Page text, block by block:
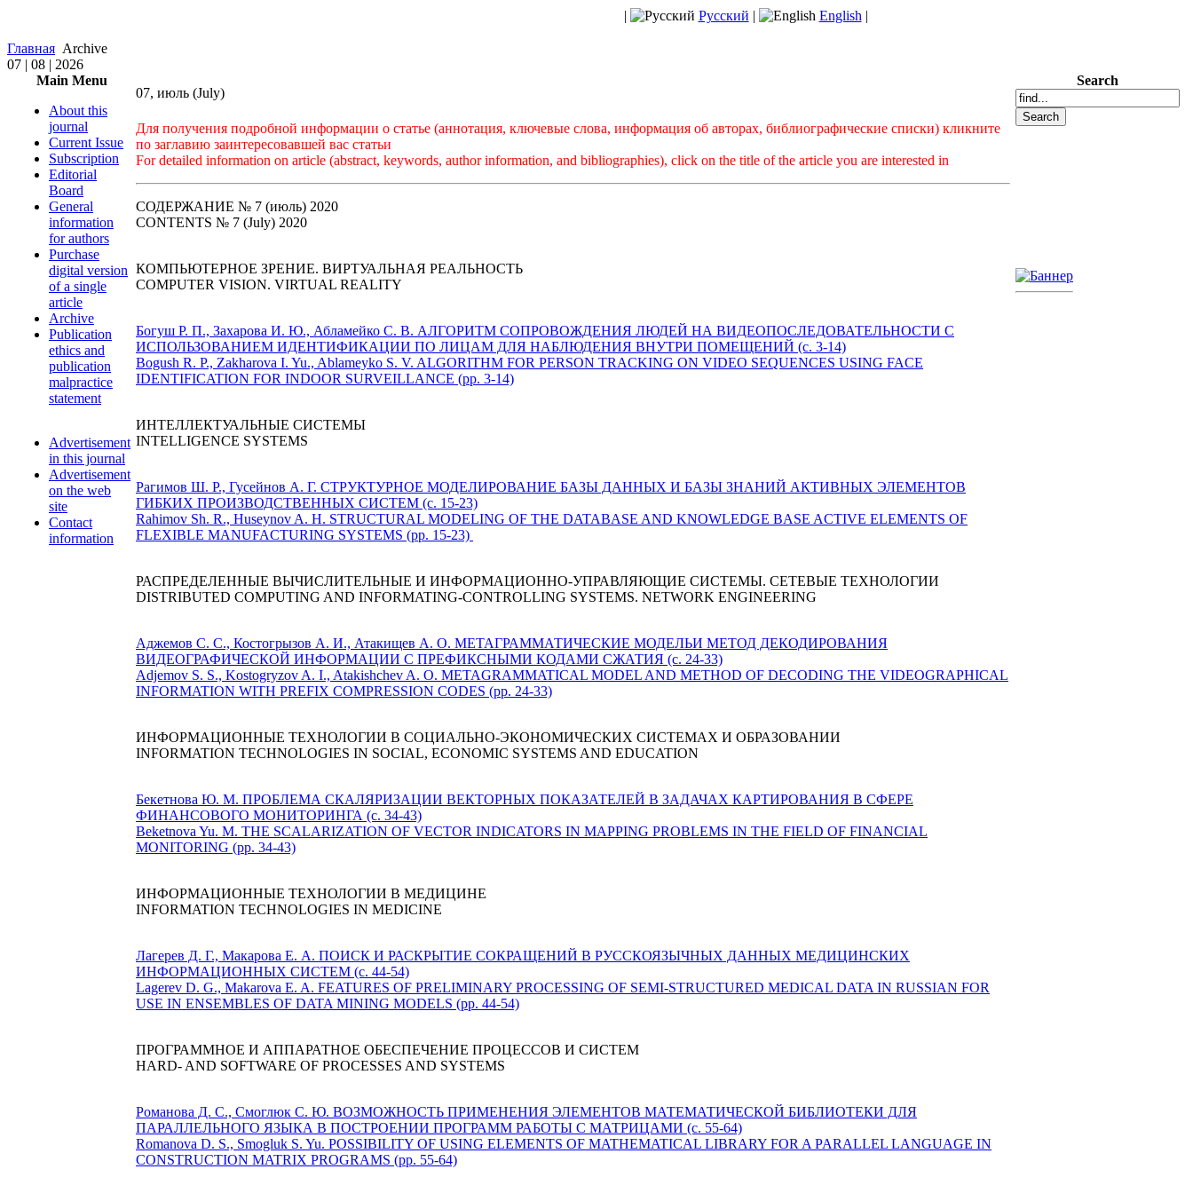
| Русский | English |
Главная Archive
07 | 08 | 2026
Main Menu
About this
journal
Current Issue
Subscription
Editorial
Board
General
information
for authors
Purchase
digital version
of a single
article
Archive
Publication
ethics and
publication
malpractice
statement
Advertisement
in this journal
Advertisement
on the web
site
Contact
information
07, июль (July)
Для получения подробной информации о статье (аннотация, ключевые слова, информация об авторах, библиографические списки) кликните
по заглавию заинтересовавшей вас статьи
For detailed information on article (abstract, keywords, author information, and bibliographies), click on the title of the article you are interested in
СОДЕРЖАНИЕ № 7 (июль) 2020
CONTENTS № 7 (July) 2020
КОМПЬЮТЕРНОЕ ЗРЕНИЕ. ВИРТУАЛЬНАЯ РЕАЛЬНОСТЬ
COMPUTER VISION. VIRTUAL REALITY
Богуш Р. П., Захарова И. Ю., Абламейко С. В. АЛГОРИТМ СОПРОВОЖДЕНИЯ ЛЮДЕЙ НА ВИДЕОПОСЛЕДОВАТЕЛЬНОСТИ С
ИСПОЛЬЗОВАНИЕМ ИДЕНТИФИКАЦИИ ПО ЛИЦАМ ДЛЯ НАБЛЮДЕНИЯ ВНУТРИ ПОМЕЩЕНИЙ (c. 3-14)
Bogush R. P., Zakharova I. Yu., Ablameyko S. V. ALGORITHM FOR PERSON TRACKING ON VIDEO SEQUENCES USING FACE
IDENTIFICATION FOR INDOOR SURVEILLANCE (pp. 3-14)
ИНТЕЛЛЕКТУАЛЬНЫЕ СИСТЕМЫ
INTELLIGENCE SYSTEMS
Рагимов Ш. Р., Гусейнов А. Г. СТРУКТУРНОЕ МОДЕЛИРОВАНИЕ БАЗЫ ДАННЫХ И БАЗЫ ЗНАНИЙ АКТИВНЫХ ЭЛЕМЕНТОВ
ГИБКИХ ПРОИЗВОДСТВЕННЫХ СИСТЕМ (c. 15-23)
Rahimov Sh. R., Huseynov A. H. STRUCTURAL MODELING OF THE DATABASE AND KNOWLEDGE BASE ACTIVE ELEMENTS OF
FLEXIBLE MANUFACTURING SYSTEMS (pp. 15-23)
РАСПРЕДЕЛЕННЫЕ ВЫЧИСЛИТЕЛЬНЫЕ И ИНФОРМАЦИОННО-УПРАВЛЯЮЩИЕ СИСТЕМЫ. СЕТЕВЫЕ ТЕХНОЛОГИИ
DISTRIBUTED COMPUTING AND INFORMATING-CONTROLLING SYSTEMS. NETWORK ENGINEERING
Аджемов С. С., Костогрызов А. И., Атакищев А. О. МЕТАГРАММАТИЧЕСКИЕ МОДЕЛЬИ МЕТОД ДЕКОДИРОВАНИЯ
ВИДЕОГРАФИЧЕСКОЙ ИНФОРМАЦИИ С ПРЕФИКСНЫМИ КОДАМИ СЖАТИЯ (c. 24-33)
Adjemov S. S., Kostogryzov A. I., Atakishchev A. O. METAGRAMMATICAL MODEL AND METHOD OF DECODING THE VIDEOGRAPHICAL
INFORMATION WITH PREFIX COMPRESSION CODES (pp. 24-33)
ИНФОРМАЦИОННЫЕ ТЕХНОЛОГИИ В СОЦИАЛЬНО-ЭКОНОМИЧЕСКИХ СИСТЕМАХ И ОБРАЗОВАНИИ
INFORMATION TECHNOLOGIES IN SOCIAL, ECONOMIC SYSTEMS AND EDUCATION
Бекетнова Ю. М. ПРОБЛЕМА СКАЛЯРИЗАЦИИ ВЕКТОРНЫХ ПОКАЗАТЕЛЕЙ В ЗАДАЧАХ КАРТИРОВАНИЯ В СФЕРЕ
ФИНАНСОВОГО МОНИТОРИНГА (c. 34-43)
Beketnova Yu. M. THE SCALARIZATION OF VECTOR INDICATORS IN MAPPING PROBLEMS IN THE FIELD OF FINANCIAL
MONITORING (pp. 34-43)
ИНФОРМАЦИОННЫЕ ТЕХНОЛОГИИ В МЕДИЦИНЕ
INFORMATION TECHNOLOGIES IN MEDICINE
Лагерев Д. Г., Макарова Е. А. ПОИСК И РАСКРЫТИЕ СОКРАЩЕНИЙ В РУССКОЯЗЫЧНЫХ ДАННЫХ МЕДИЦИНСКИХ
ИНФОРМАЦИОННЫХ СИСТЕМ (c. 44-54)
Lagerev D. G., Makarova E. A. FEATURES OF PRELIMINARY PROCESSING OF SEMI-STRUCTURED MEDICAL DATA IN RUSSIAN FOR
USE IN ENSEMBLES OF DATA MINING MODELS (pp. 44-54)
ПРОГРАММНОЕ И АППАРАТНОЕ ОБЕСПЕЧЕНИЕ ПРОЦЕССОВ И СИСТЕМ
HARD- AND SOFTWARE OF PROCESSES AND SYSTEMS
Романова Д. С., Смоглюк С. Ю. ВОЗМОЖНОСТЬ ПРИМЕНЕНИЯ ЭЛЕМЕНТОВ МАТЕМАТИЧЕСКОЙ БИБЛИОТЕКИ ДЛЯ
ПАРАЛЛЕЛЬНОГО ЯЗЫКА В ПОСТРОЕНИИ ПРОГРАММ РАБОТЫ С МАТРИЦАМИ (c. 55-64)
Romanova D. S., Smogluk S. Yu. POSSIBILITY OF USING ELEMENTS OF MATHEMATICAL LIBRARY FOR A PARALLEL LANGUAGE IN
CONSTRUCTION MATRIX PROGRAMS (pp. 55-64)
Search